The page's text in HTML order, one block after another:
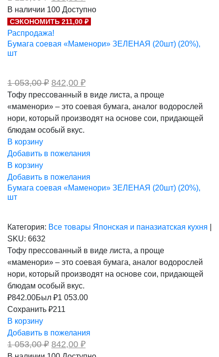
цена
составляла
1
123,00 ₽.
898,00 ₽.
В наличии 100 Доступно
СЭКОНОМИТЬ 211,00 ₽
Распродажа!
Бумага соевая «Маменори» ЗЕЛЕНАЯ (20шт) (20%),
шт
1 053,00₽ Первоначальная
составляла
1
053,00 ₽.
842,00 ₽Текущая
842,00 ₽.
Тофу прессованный в виде листа, а проще
«маменори» – это соевая бумага, аналог водорослей
нори, который производят на основе сои, придающей
блюдам особый вкус.
В корзину
Добавить в пожелания
В корзину
Добавить в пожелания
Бумага соевая «Маменори» ЗЕЛЕНАЯ (20шт) (20%),
шт
Категория: Все товары Японская и паназиатская кухня
SKU: 6632
Тофу прессованный в виде листа, а проще
«маменори» – это соевая бумага, аналог водорослей
нори, который производят на основе сои, придающей
блюдам особый вкус.
₽842.00Был ₽1 053.00
Сохранить ₽211
В корзину
Добавить в пожелания
1 053,00₽ Первоначальная
цена
842,00 ₽Текущая